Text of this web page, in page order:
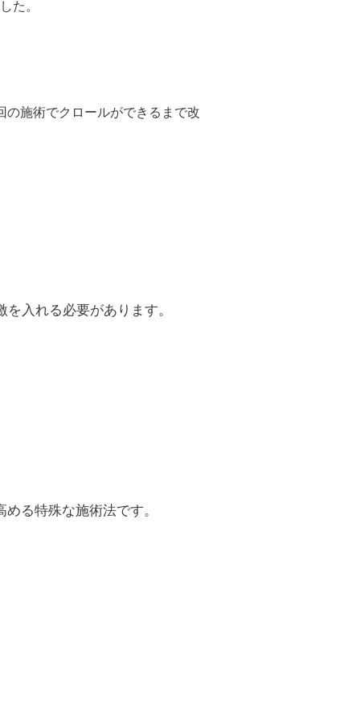
た。
施術でクロールができるまで改
入れる必要があります。
る特殊な施術法です。